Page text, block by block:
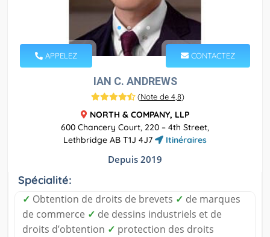
APPELEZ CONTACTEZ
IAN C. ANDREWS
(Note de 4,8)
NORTH & COMPANY, LLP
600 Chancery Court, 220 – 4th Street,
Lethbridge AB T1J 4J7
Itinéraires
Depuis 2019
Spécialité:
✓ Obtention de droits de brevets ✓ de marques
de commerce ✓ de dessins industriels et de
droits d’obtention ✓ protection des droits